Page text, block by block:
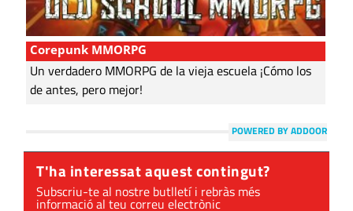
Corepunk MMORPG
Un verdadero MMORPG de la vieja escuela ¡Cómo los
de antes, pero mejor!
POWERED BY ADDOOR
T'ha interessat aquest contingut?
Subscriu-te al nostre butlletí i rebràs més
informació al teu correu electrònic